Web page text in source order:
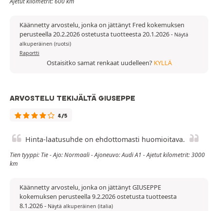
Käännetty arvostelu, jonka on jättänyt Fred kokemuksen
perusteella 20.2.2026 ostetusta tuotteesta 20.1.2026- Näytä
alkuperäinen (ruotsi)
Raportti
Ostaisitko samat renkaat uudelleen? KYLLÄ
ARVOSTELU TEKIJÄLTÄ GIUSEPPE
4/5
Hinta-laatusuhde on ehdottomasti huomioitava.
Tien tyyppi: Tie - Ajo: Normaali - Ajoneuvo: Audi A1 - Ajetut kilometrit: 3000
km
Käännetty arvostelu, jonka on jättänyt GIUSEPPE
kokemuksen perusteella 9.2.2026 ostetusta tuotteesta
8.1.2026- Näytä alkuperäinen (italia)